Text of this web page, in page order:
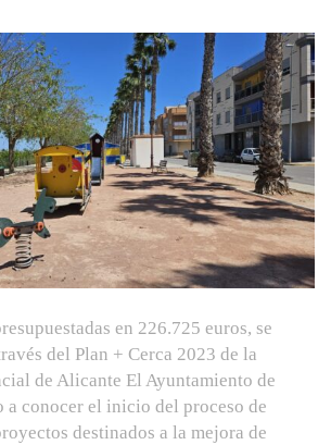
en 226.725 euros, se
del Plan + Cerca 2023 de la
de Alicante El Ayuntamiento de
a conocer el inicio del proceso de
destinados a la mejora de